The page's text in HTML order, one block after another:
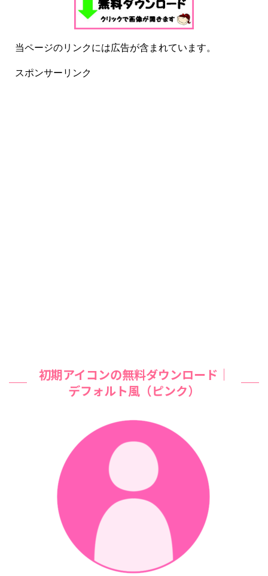
当ページのリンクには広告が含まれています。
スポンサーリンク
初期アイコンの無料ダウンロード｜
デフォルト風（ピンク）